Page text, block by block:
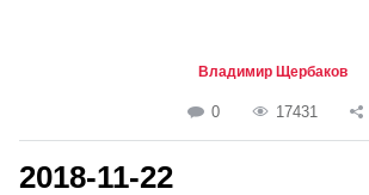
Владимир Щербаков
0 17431
2018-11-22